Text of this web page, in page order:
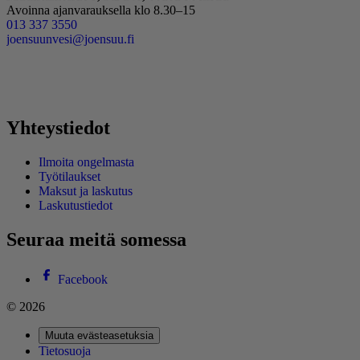
Avoinna ajanvarauksella klo 8.30–15
013 337 3550
joensuunvesi@joensuu.fi
Yhteystiedot
Ilmoita ongelmasta
Työtilaukset
Maksut ja laskutus
Laskutustiedot
Seuraa meitä somessa
Facebook
© 2026
Muuta evästeasetuksia
Tietosuoja